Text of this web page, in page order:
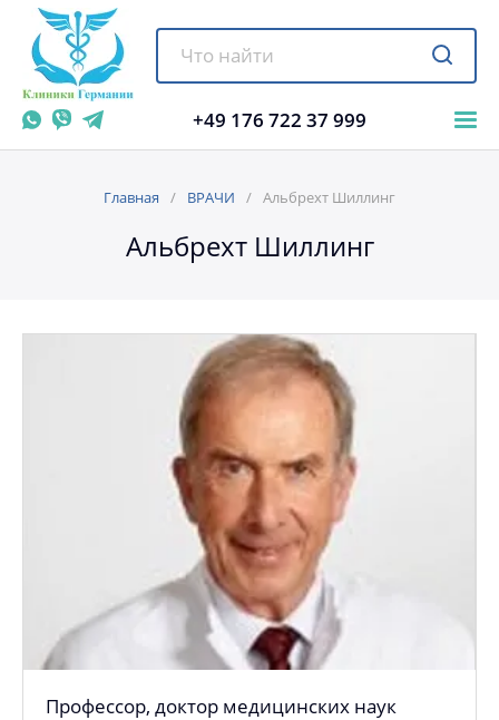
+49 176 722 37 999
Главная ВРАЧИ Альбрехт Шиллинг
Альбрехт Шиллинг
Профессор, доктор медицинских наук